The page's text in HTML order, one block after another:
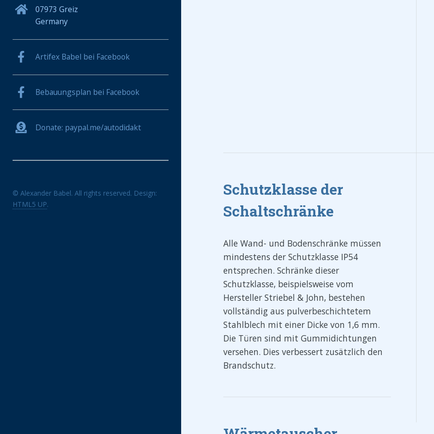
Schutzklasse der
Schaltschränke
Alle Wand- und Bodenschränke müssen
mindestens der Schutzklasse IP54
entsprechen. Schränke dieser
Schutzklasse, beispielsweise vom
Hersteller Striebel & John, bestehen
vollständig aus pulverbeschichtetem
Stahlblech mit einer Dicke von 1,6 mm.
Die Türen sind mit Gummidichtungen
versehen. Dies verbessert zusätzlich den
Brandschutz.
07973 Greiz
Germany
Artifex Babel bei Facebook
Bebauungsplan bei Facebook
Donate: paypal.me/autodidakt
© Alexander Babel. All rights reserved. Design:
HTML5 UP.